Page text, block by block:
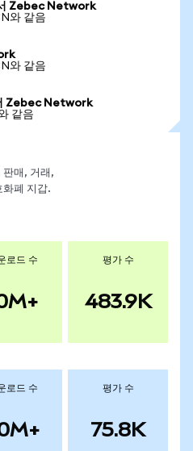
Zebec Network
와 같음
와 같음
Zebec Network
같음
매, 거래,
화폐 지갑.
로드 수 평가 수
483.9K
로드 수 평가 수
75.8K